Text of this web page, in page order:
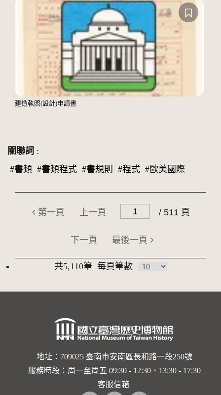
建造執照(設計)申請書
關聯詞 :
#書類 #書類程式 #書規則 #程式 #歐美國際
第一頁 上一頁 / 511 頁
下一頁 最後一頁
共5,110筆 每頁筆數
地址：709025 臺南市安南區長和路一段250號
服務時段：周一至周五 09:30 - 12:30、13:30 - 17:30
客服信箱